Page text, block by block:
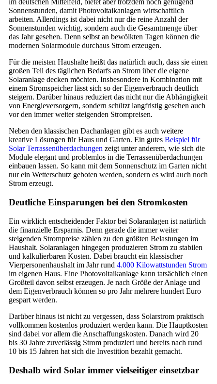
im deutschen Mittelfeld, bietet aber trotzdem noch genügend
Sonnenstunden, damit Photovoltaikanlagen wirtschaftlich
arbeiten. Allerdings ist dabei nicht nur die reine Anzahl der
Sonnenstunden wichtig, sondern auch die Gesamtmenge über
das Jahr gesehen. Denn selbst an bewölkten Tagen können die
modernen Solarmodule durchaus Strom erzeugen.
Für die meisten Haushalte heißt das natürlich auch, dass sie einen
großen Teil des täglichen Bedarfs an Strom über die eigene
Solaranlage decken möchten. Insbesondere in Kombination mit
einem Stromspeicher lässt sich so der Eigenverbrauch deutlich
steigern. Darüber hinaus reduziert das nicht nur die Abhängigkeit
von Energieversorgern, sondern schützt langfristig gesehen auch
vor den immer weiter steigenden Strompreisen.
Neben den klassischen Dachanlagen gibt es auch weitere
kreative Lösungen für Haus und Garten. Ein gutes Beispiel für
Solar Terrassenüberdachungen zeigt unter anderem, wie sich die
Module elegant und problemlos in die Terrassenüberdachungen
einbauen lassen. So kann mit dem Sonnenschutz im Garten nicht
nur ein Wetterschutz geboten werden, sondern es wird auch noch
Strom erzeugt.
Deutliche Einsparungen bei den Stromkosten
Ein wirklich entscheidender Faktor bei Solaranlagen ist natürlich
die finanzielle Ersparnis. Denn gerade die immer weiter
steigenden Strompreise zählen zu den größten Belastungen im
Haushalt. Solaranlagen hingegen produzieren Strom zu stabilen
und kalkulierbaren Kosten. Dabei braucht ein klassischer
Vierpersonenhaushalt im Jahr rund 4.000 Kilowattstunden Strom
im eigenen Haus. Eine Photovoltaikanlage kann tatsächlich einen
Großteil davon selbst erzeugen. Je nach Größe der Anlage und
dem Eigenverbrauch können so pro Jahr mehrere hundert Euro
gespart werden.
Darüber hinaus ist nicht zu vergessen, dass Solarstrom praktisch
vollkommen kostenlos produziert werden kann. Die Hauptkosten
sind dabei vor allem die Anschaffungskosten. Danach wird 20
bis 30 Jahre zuverlässig Strom produziert und bereits nach rund
10 bis 15 Jahren hat sich die Investition bezahlt gemacht.
Deshalb wird Solar immer vielseitiger einsetzbar